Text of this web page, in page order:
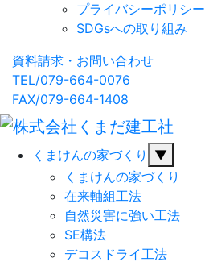
プライバシーポリシー
SDGsへの取り組み
資料請求・お問い合わせ
TEL/079-664-0076
FAX/079-664-1408
くまけんの家づくり
▼
くまけんの家づくり
在来軸組工法
自然災害に強い工法
SE構法
デコスドライ工法